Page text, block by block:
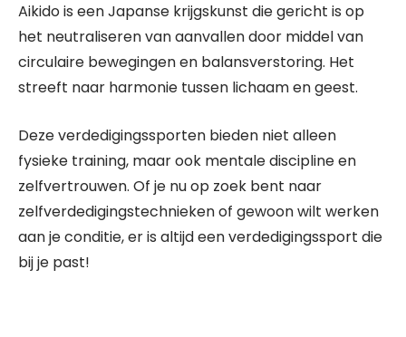
Aikido is een Japanse krijgskunst die gericht is op
het neutraliseren van aanvallen door middel van
circulaire bewegingen en balansverstoring. Het
streeft naar harmonie tussen lichaam en geest.
Deze verdedigingssporten bieden niet alleen
fysieke training, maar ook mentale discipline en
zelfvertrouwen. Of je nu op zoek bent naar
zelfverdedigingstechnieken of gewoon wilt werken
aan je conditie, er is altijd een verdedigingssport die
bij je past!